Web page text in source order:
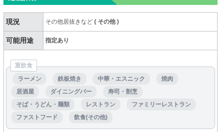
現況 その他居抜きなど( その他)
可能用途 指定あり
重飲食
ラーメン
鉄板焼き 中華・エスニック
焼肉
居酒屋
ダイニングバー
寿司・割烹
そば・うどん・麺類
レストラン
ファミリーレストラン
ファストフード
飲食(その他)